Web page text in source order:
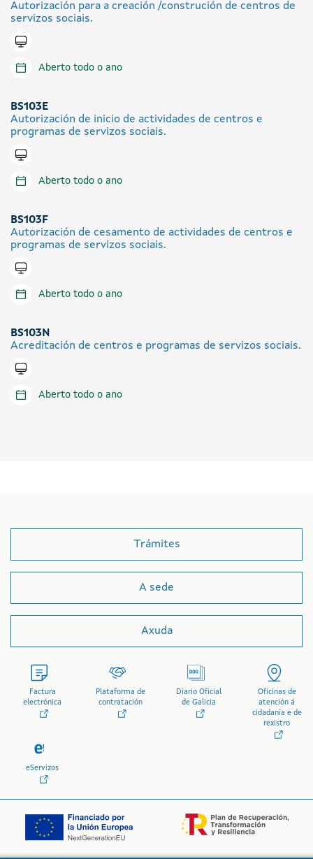
Autorización para a creación /construción de centros de
servizos sociais.
Tramitar en liña
Aberto todo o ano
BS103E
Autorización de inicio de actividades de centros e
programas de servizos sociais.
Tramitar en liña
Aberto todo o ano
BS103F
Autorización de cesamento de actividades de centros e
programas de servizos sociais.
Tramitar en liña
Aberto todo o ano
BS103N
Acreditación de centros e programas de servizos sociais.
Tramitar en liña
Aberto todo o ano
Trámites
A sede
Axuda
Factura
electrónica
Plataforma de
contratación
Diario Oficial
de Galicia
Oficinas de
atención á
cidadanía e de
rexistro
eServizos